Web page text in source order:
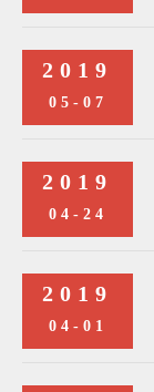
2019
05-07
2019
04-24
2019
04-01